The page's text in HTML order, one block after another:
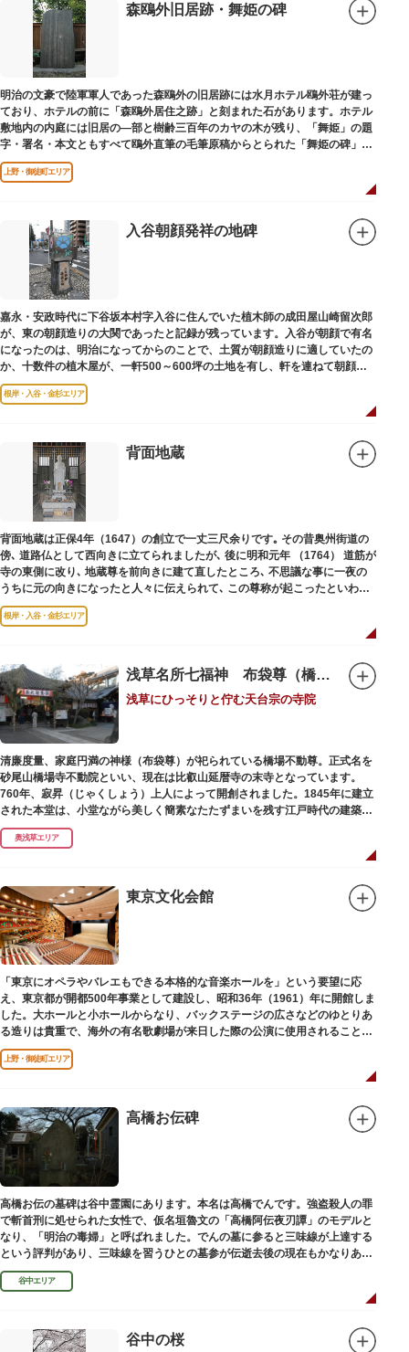
森鴎外旧居跡・舞姫の碑
明治の文豪で陸軍軍人であった森鴎外の旧居跡には水月ホテル鴎外荘が建っ
ており、ホテルの前に「森鴎外居住之跡」と刻まれた石があります。ホテル
敷地内の内庭には旧居の―部と樹齢三百年のカヤの木が残り、「舞姫」の題
字・署名・本文ともすべて鴎外直筆の毛筆原稿からとられた「舞姫の碑」の
文学碑も建っています。
上野・御徒町エリア
入谷朝顔発祥の地碑
嘉永・安政時代に下谷坂本村字入谷に住んでいた植木師の成田屋山崎留次郎
が、東の朝顔造りの大関であったと記録が残っています。入谷が朝顔で有名
になったのは、明治になってからのことで、土質が朝顔造りに適していたの
か、十数件の植木屋が、一軒500～600坪の土地を有し、軒を連ねて朝顔造
りをはじめました。
根岸・入谷・金杉エリア
背面地蔵
背面地蔵は正保4年（1647）の創立で一丈三尺余りです｡ その昔奥州街道の
傍､ 道路仏として西向きに立てられましたが､ 後に明和元年 （1764） 道筋が
寺の東側に改り､ 地蔵尊を前向きに建て直したところ､ 不思議な事に一夜の
うちに元の向きになったと人々に伝えられて､ この尊称が起こったといわれ
ています｡薬王寺（やくおうじ）にあります。
根岸・入谷・金杉エリア
浅草名所七福神 布袋尊（橋場不動尊）
浅草にひっそりと佇む天台宗の寺院
清廉度量、家庭円満の神様（布袋尊）が祀られている橋場不動尊。正式名を
砂尾山橋場寺不動院といい、現在は比叡山延暦寺の末寺となっています。
760年、寂昇（じゃくしょう）上人によって開創されました。1845年に建立
された本堂は、小堂ながら美しく簡素なたたずまいを残す江戸時代の建築様
式です。明治の大火、関東大震災、第二次大戦の戦災でも周辺を災禍から守
ったことから「火伏せの不動尊」とも呼ばれています。
の昔、すぐ近くを流れる隅田川を往来して参拝する人の目印となったのがこ
の銀杏で、今なおそのパワーを授かりに来る人も多いそうです。
また、江戸時代から伝わる布袋尊像が祀られています。その姿は肩に袋がな
くお腹が袋代わりの形をしている珍しいもので、古くから庶民に尊信されて
います。（御開帳期間 1月1日～7日）
奥浅草エリア
東京文化会館
「東京にオペラやバレエもできる本格的な音楽ホールを」という要望に応
え、東京都が開都500年事業として建設し、昭和36年（1961）年に開館しま
した。大ホールと小ホールからなり、バックステージの広さなどのゆとりあ
る造りは貴重で、海外の有名歌劇場が来日した際の公演に使用されることが
多いホールです。
上野・御徒町エリア
高橋お伝碑
高橋お伝の墓碑は谷中霊園にあります。本名は高橋でんです。強盗殺人の罪
で斬首刑に処せられた女性で、仮名垣魯文の「高橋阿伝夜刃譚」のモデルと
なり、「明治の毒婦」と呼ばれました。でんの墓に参ると三味線が上達する
という評判があり、三味線を習うひとの墓参が伝逝去後の現在もかなりある
といわれています。
谷中エリア
谷中の桜